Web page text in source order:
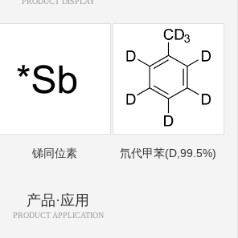
锑同位素
氘代甲苯(D,99.5%)
产品·应用
PRODUCT APPLICATION